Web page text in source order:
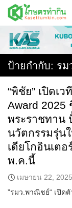
Skip
content
พืช
หน้าแรก
แวดวงเกษตร
ใคร ทำอะไร ที่
สถานีข่าววันนี้
ป้ายกำกับ: ร
“พิชัย” เปิดเว
Award 2025
พระราชทาน
นวัตกรรมรุ่น
เดียโกอินเต
พ.ค.นี้
เมษายน 22, 2025
”รมว.พาณิชย์“ เปิดตั